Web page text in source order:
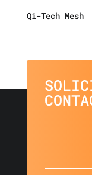
Qi-Tech Mesh